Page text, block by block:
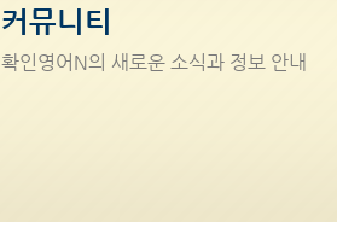
커뮤니티
확인영어 N의 새로운 소식과 정보 안내